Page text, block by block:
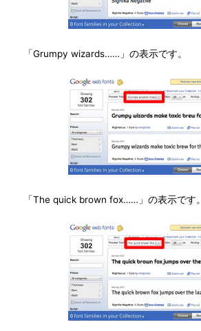
「Grumpy wizards……」の表示です。
「The quick brown fox……」の表示です。